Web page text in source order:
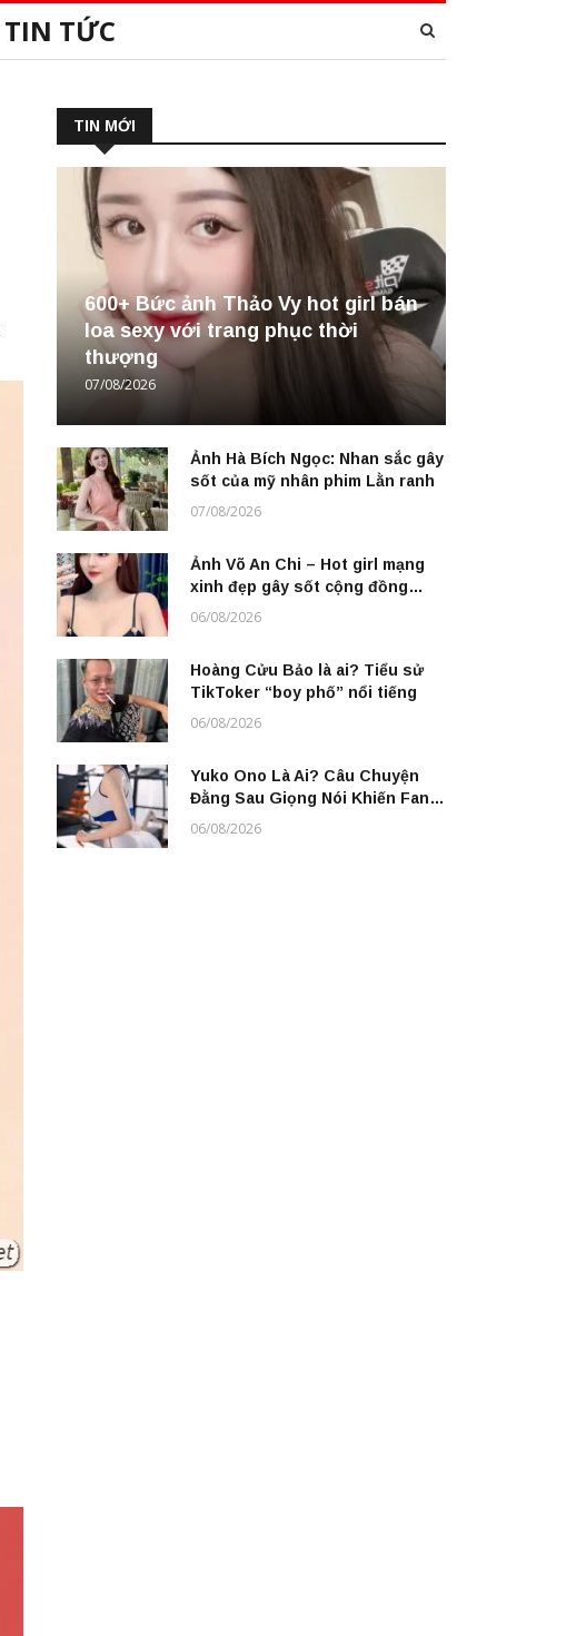
TIN TỨC
TIN MỚI
600+ Bức ảnh Thảo Vy hot girl bán
loa sexy với trang phục thời
thượng
07/08/2026
Ảnh Hà Bích Ngọc: Nhan sắc gây
sốt của mỹ nhân phim Lằn ranh
07/08/2026
Ảnh Võ An Chi – Hot girl mạng
xinh đẹp gây sốt cộng đồng
online
06/08/2026
Hoàng Cửu Bảo là ai? Tiểu sử
TikToker “boy phố” nổi tiếng
06/08/2026
Yuko Ono Là Ai? Câu Chuyện
Đằng Sau Giọng Nói Khiến Fan
Anime “Nghiện” Không Rời
06/08/2026